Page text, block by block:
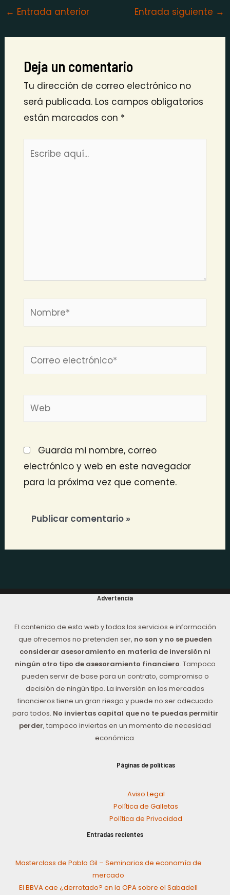
← Entrada anterior Entrada siguiente →
Deja un comentario
Tu dirección de correo electrónico no
será publicada. Los campos obligatorios
están marcados con *
Nombre*
Correo
Web
Guarda mi nombre, correo
electrónico y web en este navegador
para la próxima vez que comente.
Advertencia
El contenido de esta web y todos los servicios e información
que ofrecemos no pretenden ser, no son y no se pueden
considerar asesoramiento en materia de inversión ni
ningún otro tipo de asesoramiento financiero. Tampoco
pueden servir de base para un contrato, compromiso o
decisión de ningún tipo. La inversión en los mercados
financieros tiene un gran riesgo y puede no ser adecuado
para todos. No inviertas capital que no te puedas permitir
perder, tampoco inviertas en un momento de necesidad
económica.
Páginas de políticas
Aviso Legal
Política de Galletas
Política de Privacidad
Entradas recientes
Masterclass de Pablo Gil – Seminarios de economía de
mercado
El BBVA cae ¿derrotado? en la OPA sobre el Sabadell